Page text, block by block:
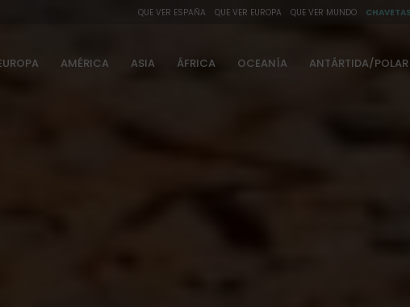
QUE VER ESPAÑA QUE VER EUROPA QUE VER MUNDO
AMÉRICA ASIA ÁFRICA OCEANÍA ANTÁRTIDA/POLAR